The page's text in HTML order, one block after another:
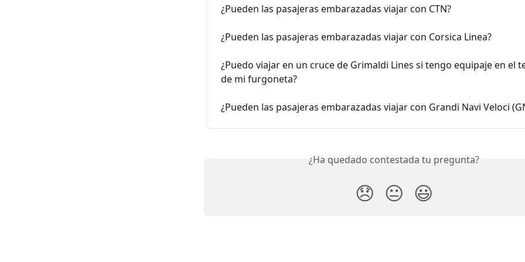
¿Pueden las pasajeras embarazadas viajar con CTN?
¿Pueden las pasajeras embarazadas viajar con Corsica Linea?
¿Puedo viajar en un cruce de Grimaldi Lines si tengo equipaje en el
de mi furgoneta?
¿Pueden las pasajeras embarazadas viajar con Grandi Navi Veloci
¿Ha quedado contestada tu pregunta?
😞 😐 😃